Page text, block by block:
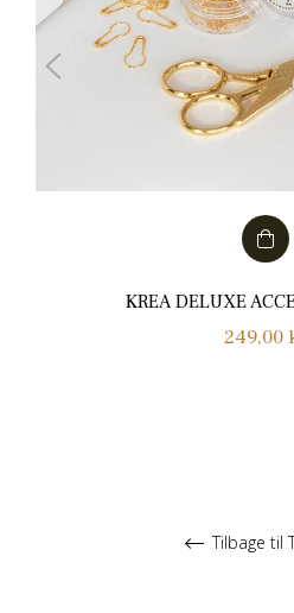
KREA DELUXE
249,00
Tilbage til